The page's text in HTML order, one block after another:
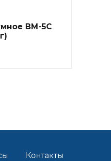
ВМ-5С
Контакты